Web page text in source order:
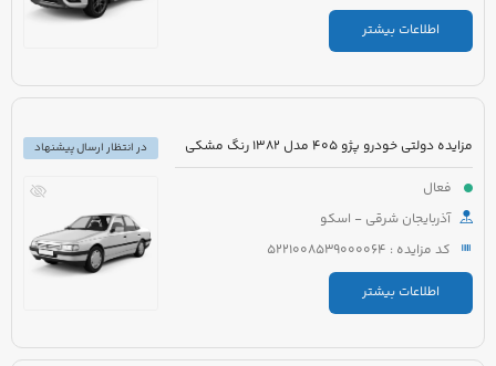
اطلاعات بیشتر
مزایده دولتی خودرو پژو 405 مدل 1382 رنگ مشکی
فعال
آذربایجان شرقی - اسکو
کد مزایده : 5221008539000064
اطلاعات بیشتر
در انتظار ارسال پیشنهاد